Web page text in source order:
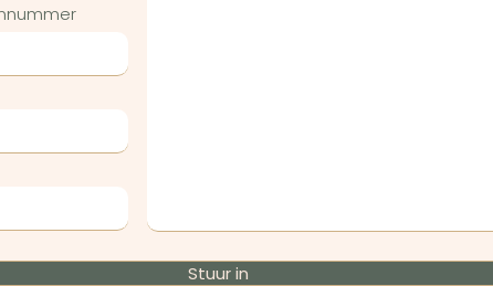
Stuur in